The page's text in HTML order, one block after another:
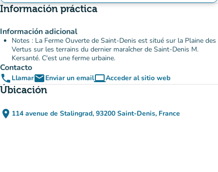
Información práctica
Información adicional
Notes : La Ferme Ouverte de Saint-Denis est situé sur la Plaine des
Vertus sur les terrains du dernier maraîcher de Saint-Denis M.
Kersanté. C'est une ferme urbaine.
Contacto
phone LlamaremailEnviar un emailcomputerAcceder al sitio web
(nueva pestaña)
Úbicación
place 114 avenue de Stalingrad, 93200 Saint-Denis, France
(abrir en Google Maps)
(nueva pestaña)